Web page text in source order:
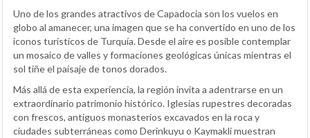
Uno de los grandes atractivos de Capadocia son los vuelos en
globo al amanecer, una imagen que se ha convertido en uno de los
iconos turísticos de Turquía. Desde el aire es posible contemplar
un mosaico de valles y formaciones geológicas únicas mientras el
sol tiñe el paisaje de tonos dorados.
Más allá de esta experiencia, la región invita a adentrarse en un
extraordinario patrimonio histórico. Iglesias rupestres decoradas
con frescos, antiguos monasterios excavados en la roca y
ciudades subterráneas como Derinkuyu o Kaymakli muestran